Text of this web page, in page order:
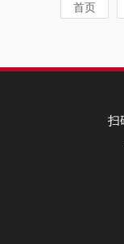
首页
扫